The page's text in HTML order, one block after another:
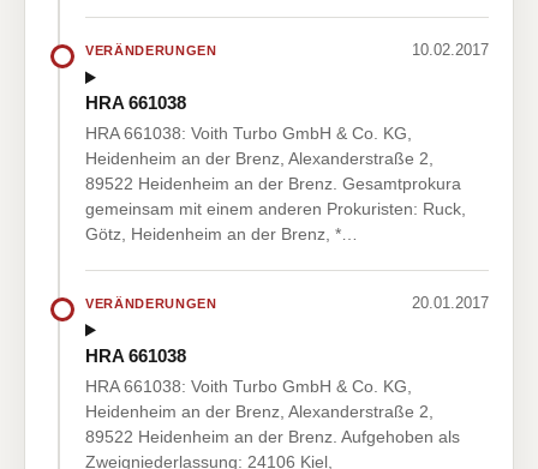
VERÄNDERUNGEN 10.02.2017
HRA 661038
HRA 661038: Voith Turbo GmbH & Co. KG,
Heidenheim an der Brenz, Alexanderstraße 2,
89522 Heidenheim an der Brenz. Gesamtprokura
gemeinsam mit einem anderen Prokuristen: Ruck,
Götz, Heidenheim an der Brenz, *…
VERÄNDERUNGEN 20.01.2017
HRA 661038
HRA 661038: Voith Turbo GmbH & Co. KG,
Heidenheim an der Brenz, Alexanderstraße 2,
89522 Heidenheim an der Brenz. Aufgehoben als
Zweigniederlassung: 24106 Kiel,